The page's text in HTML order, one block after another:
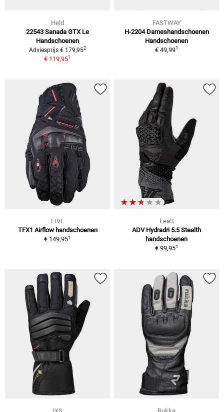
Held
22543 Sanada GTX Le
Handschoenen
Adviesprijs € 179,952
€ 119,951
FASTWAY
H-2204 Dameshandschoenen
Handschoenen
€ 49,991
FIVE
TFX1 Airflow handschoenen
€ 149,951
Leatt
ADV Hydradri 5.5 Stealth
handschoenen
€ 99,951